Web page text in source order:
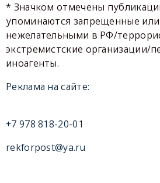
* Значком отмечены
упоминаются запрещенные
нежелательными в РФ/
экстремистские организации/
иноагенты.
Реклама на сайте:
+7 978 818-20-01
rekforpost@ya.ru